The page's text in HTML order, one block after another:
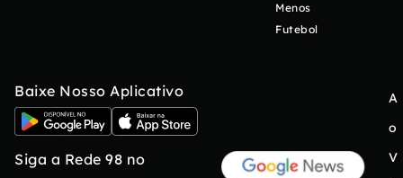
Menos
Futebol
Baixe Nosso Aplicativo
Siga a Rede 98 no
A
o
V